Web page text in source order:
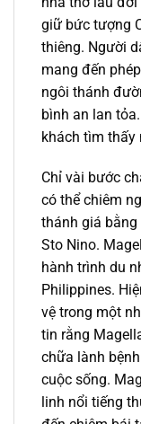
giữ bức tượng
thiêng. Người
mang đến
ngôi thánh
bình an lan
khách tìm thấy
Chỉ vài bước
có thể chiêm
thánh giá bằng
Sto Nino.
hành trình du
Philippines.
vệ trong một
tin rằng
chữa lành
cuộc sống.
linh nổi tiếng